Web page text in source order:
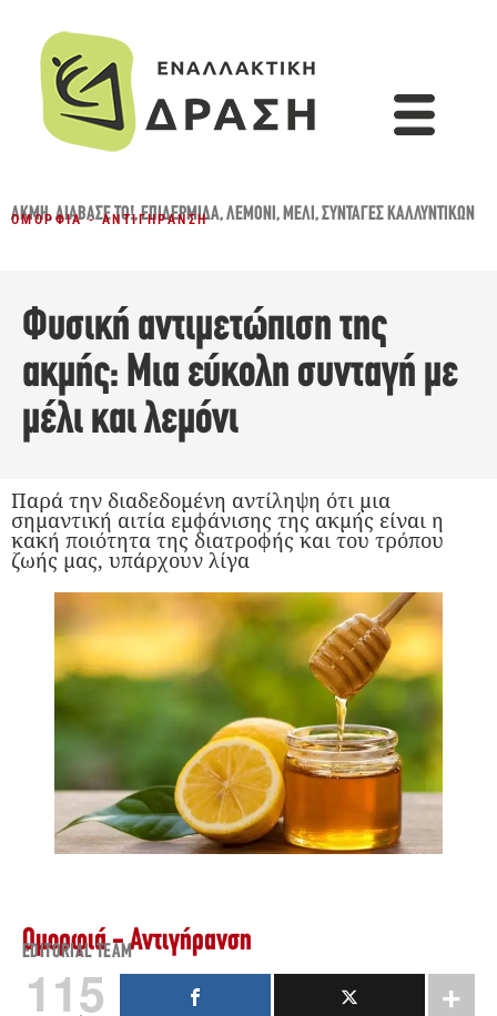
ΑΚΜΉ,ΔΙΆΒΑΣΈ ΤΟ!,ΕΠΙΔΕΡΜΊΔΑ,ΛΕΜΌΝΙ,ΜΈΛΙ,ΣΥΝΤΑΓΈΣ ΚΑΛΛΥΝΤΙΚΏΝ
ΟΜΟΡΦΙΆ - ΑΝΤΙΓΉΡΑΝΣΗ
Φυσική αντιμετώπιση της
ακμής: Μια εύκολη συνταγή με
μέλι και λεμόνι
Παρά την διαδεδομένη αντίληψη ότι μια
σημαντική αιτία εμφάνισης της ακμής είναι η
κακή ποιότητα της διατροφής και του τρόπου
ζωής μας, υπάρχουν λίγα
Ομορφιά - Αντιγήρανση
EDITORIAL TEAM
115